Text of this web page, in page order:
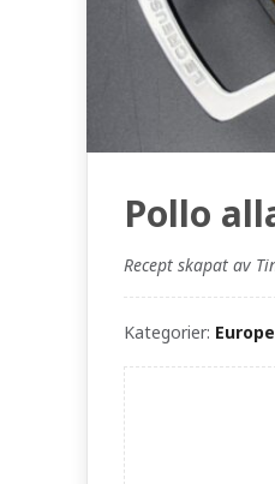
Pollo
Recept skapat av
Kategorier: